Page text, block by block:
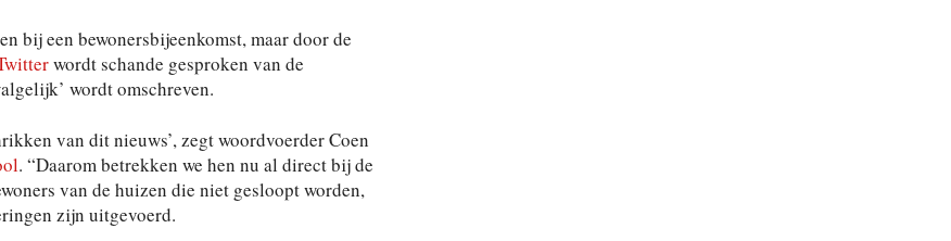
bij een bewonersbijeenkomst, maar door de
wordt schande gesproken van de
wordt omschreven.
van dit nieuws’, zegt woordvoerder Coen
. “Daarom betrekken we hen nu al direct bij de
van de huizen die niet gesloopt worden,
zijn uitgevoerd.